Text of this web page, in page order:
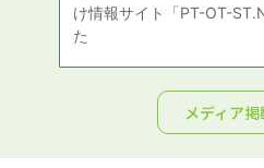
け情報サイト「PT-OT-
た
メディア